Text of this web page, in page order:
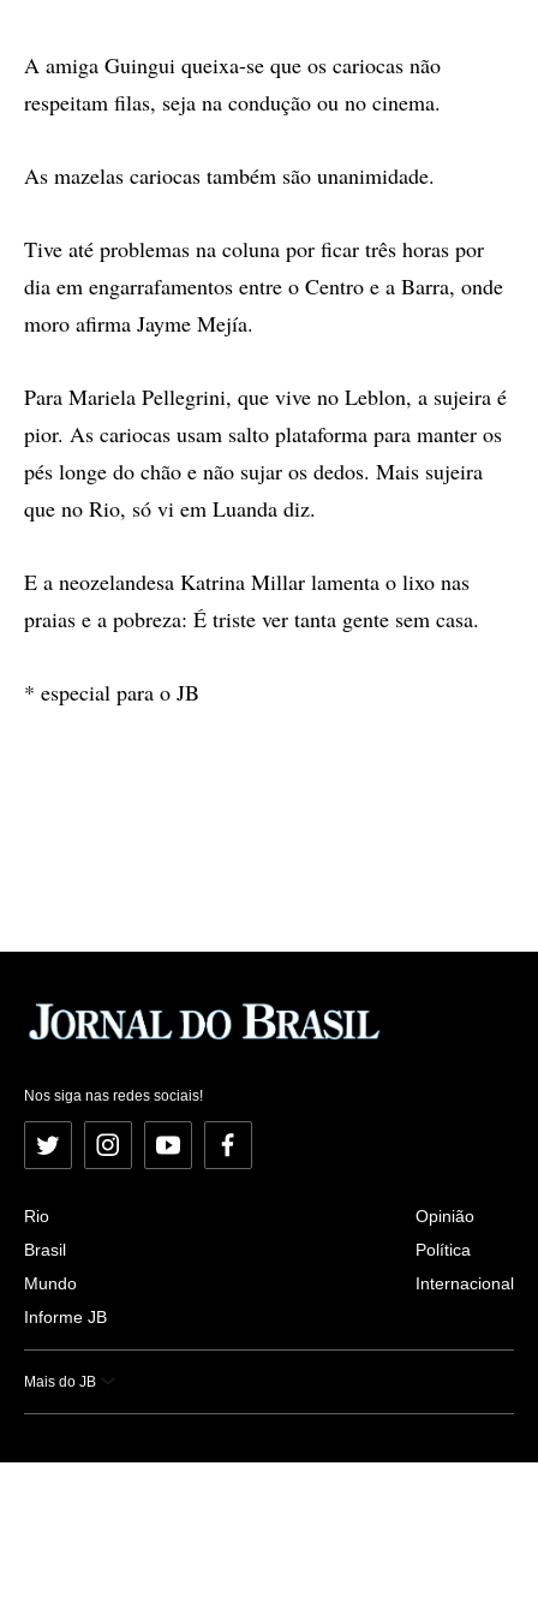
A amiga Guingui queixa-se que os cariocas não
respeitam filas, seja na condução ou no cinema.
As mazelas cariocas também são unanimidade.
Tive até problemas na coluna por ficar três horas por
dia em engarrafamentos entre o Centro e a Barra, onde
moro afirma Jayme Mejía.
Para Mariela Pellegrini, que vive no Leblon, a sujeira é
pior. As cariocas usam salto plataforma para manter os
pés longe do chão e não sujar os dedos. Mais sujeira
que no Rio, só vi em Luanda diz.
E a neozelandesa Katrina Millar lamenta o lixo nas
praias e a pobreza: É triste ver tanta gente sem casa.
* especial para o JB
Nos siga nas redes sociais!
Twitter InstagramYouTubeFacebook
Rio
Brasil
Mundo
Informe JB
Opinião
Política
Internacional
Mais do JB
Esportes